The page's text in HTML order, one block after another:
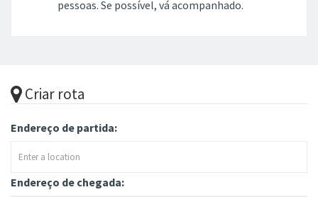
pessoas. Se possível, vá acompanhado.
Criar rota
Endereço de partida:
Endereço de chegada: